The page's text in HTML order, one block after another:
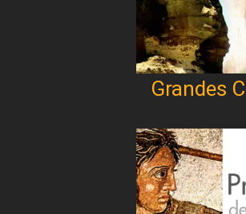
Grandes